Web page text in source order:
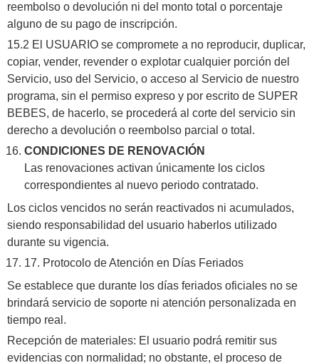
reembolso o devolución ni del monto total o porcentaje
alguno de su pago de inscripción.
15.2 El USUARIO se compromete a no reproducir, duplicar,
copiar, vender, revender o explotar cualquier porción del
Servicio, uso del Servicio, o acceso al Servicio de nuestro
programa, sin el permiso expreso y por escrito de SUPER
BEBES, de hacerlo, se procederá al corte del servicio sin
derecho a devolución o reembolso parcial o total.
CONDICIONES DE RENOVACIÓN
Las renovaciones activan únicamente los ciclos
correspondientes al nuevo periodo contratado.
Los ciclos vencidos no serán reactivados ni acumulados,
siendo responsabilidad del usuario haberlos utilizado
durante su vigencia.
17. Protocolo de Atención en Días Feriados
​Se establece que durante los días feriados oficiales no se
brindará servicio de soporte ni atención personalizada en
tiempo real.
​Recepción de materiales: El usuario podrá remitir sus
evidencias con normalidad; no obstante, el proceso de